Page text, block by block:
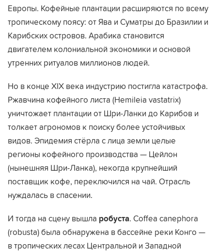
Европы. Кофейные плантации расширяются по всему
тропическому поясу: от Ява и Суматры до Бразилии и
Карибских островов. Арабика становится
двигателем колониальной экономики и основой
утренних ритуалов миллионов людей.
Но в конце XIX века индустрию постигла катастрофа.
Ржавчина кофейного листа (Hemileia vastatrix)
уничтожает плантации от Шри-Ланки до Карибов и
толкает агрономов к поиску более устойчивых
видов. Эпидемия стёрла с лица земли целые
регионы кофейного производства — Цейлон
(нынешняя Шри-Ланка), некогда крупнейший
поставщик кофе, переключился на чай. Отрасль
нуждалась в спасении.
И тогда на сцену вышла робуста. Coffea canephora
(robusta) была обнаружена в бассейне реки Конго —
в тропических лесах Центральной и Западной